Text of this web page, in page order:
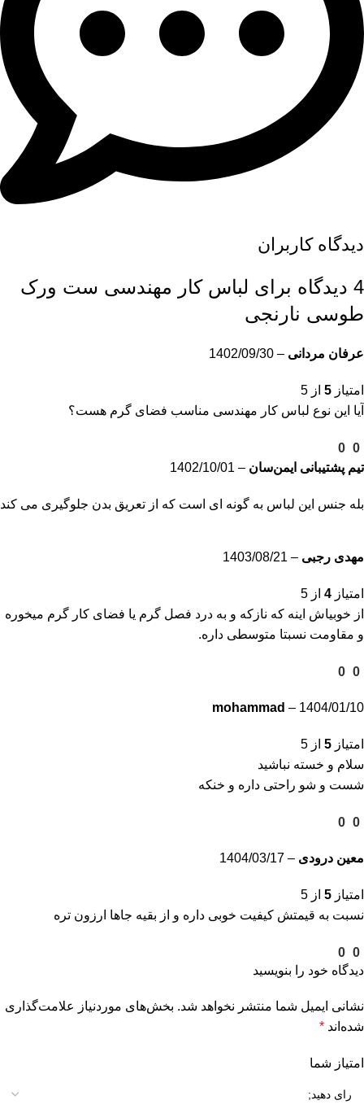
دیدگاه کاربران
4 دیدگاه برای
لباس کار مهندسی ست ورک
طوسی نارنجی
عرفان مردانی –
1402/09/30
امتیاز 5 از 5
آیا این نوع لباس کار مهندسی مناسب فضای گرم هست؟
0
0
تیم پشتیبانی ایمن‌سان –
1402/10/01
بله جنس این لباس به گونه ای است که از تعریق بدن جلوگیری می کند
مهدی رجبی –
1403/08/21
امتیاز 4 از 5
از خوبیاش اینه که نازکه و به درد فصل گرم یا فضای کار گرم میخوره
و مقاومت نسبتا متوسطی داره.
0
0
mohammad – 1404/01/10
امتیاز 5 از 5
سلام و خسته نباشید
شست و شو راحتی داره و خنکه
0
0
معین درودی –
1404/03/17
امتیاز 5 از 5
نسبت به قیمتش کیفیت خوبی داره و از بقیه جاها ارزون تره
0
0
دیدگاه خود را بنویسید
نشانی ایمیل شما منتشر نخواهد شد. بخش‌های موردنیاز علامت‌گذاری
شده‌اند *
امتیاز شما